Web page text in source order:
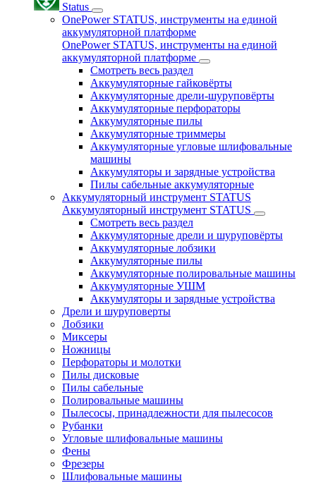
Status
OnePower STATUS, инструменты на единой
аккумуляторной платформе
OnePower STATUS, инструменты на единой
аккумуляторной платформе
Смотреть весь раздел
Аккумуляторные гайковёрты
Аккумуляторные дрели-шуруповёрты
Аккумуляторные перфораторы
Аккумуляторные пилы
Аккумуляторные триммеры
Аккумуляторные угловые шлифовальные
машины
Аккумуляторы и зарядные устройства
Пилы сабельные аккумуляторные
Аккумуляторный инструмент STATUS
Аккумуляторный инструмент STATUS
Смотреть весь раздел
Аккумуляторные дрели и шуруповёрты
Аккумуляторные лобзики
Аккумуляторные пилы
Аккумуляторные полировальные машины
Аккумуляторные УШМ
Аккумуляторы и зарядные устройства
Дрели и шуруповерты
Лобзики
Миксеры
Ножницы
Перфораторы и молотки
Пилы дисковые
Пилы сабельные
Полировальные машины
Пылесосы, принадлежности для пылесосов
Рубанки
Угловые шлифовальные машины
Фены
Фрезеры
Шлифовальные машины